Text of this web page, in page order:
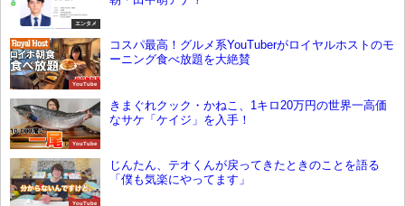
エンタメ
YouTube
コスパ最高！グルメ系YouTuberがロイヤルホストのモ
ーニング食べ放題を大絶賛
YouTube
きまぐれクック・かねこ、1キロ20万円の世界一高価
なサケ「ケイジ」を入手！
YouTube
じんたん、テオくんが戻ってきたときのことを語る
「僕も気楽にやってます」